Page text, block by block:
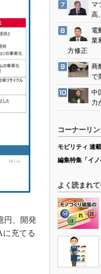
円、開発
に充てる
マ
高
電
業
方修正
商
で
中
力
コーナーリン
モビリティ 連
編集特集「イノ
よく読まれ